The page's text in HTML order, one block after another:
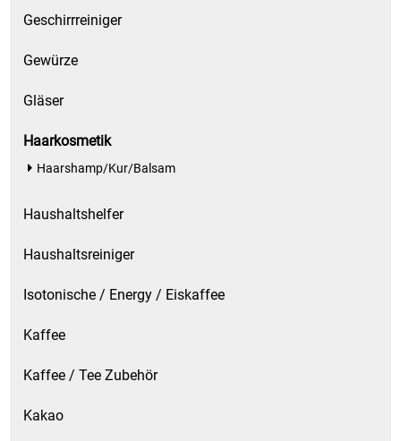
Körperpflege
Küchenzubehör
Limonaden
Mundpflege
Obst
Obstkonserven
Öle
Geschirrreiniger
Gewürze
Gläser
Haarkosmetik
Haarshamp/Kur/Balsam
Haushaltshelfer
Haushaltsreiniger
Isotonische / Energy / Eiskaffee
Kaffee
Kaffee / Tee Zubehör
Kakao